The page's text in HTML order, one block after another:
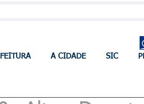
A CIDADE SIC